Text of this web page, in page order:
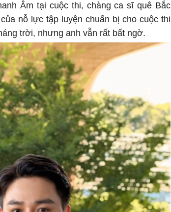
Âm tại cuộc thi, chàng ca sĩ quê Bắc
nỗ lực tập luyện chuẩn bị cho cuộc thi
trời, nhưng anh vẫn rất bất ngờ.